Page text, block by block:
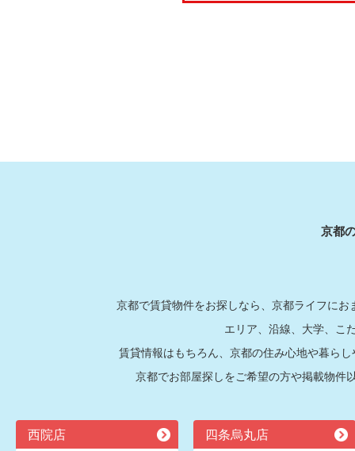
京都
京都で賃貸物件をお探しなら、京都ライフに
エリア、沿線、大学、こ
賃貸情報はもちろん、京都の住み心地や暮ら
京都でお部屋探しをご希望の方や掲載物件
西院店 四条烏丸店